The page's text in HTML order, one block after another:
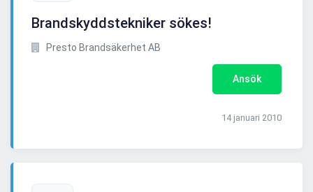
Brandskyddstekniker sökes!
Presto Brandsäkerhet AB
Ansök
14 januari 2010